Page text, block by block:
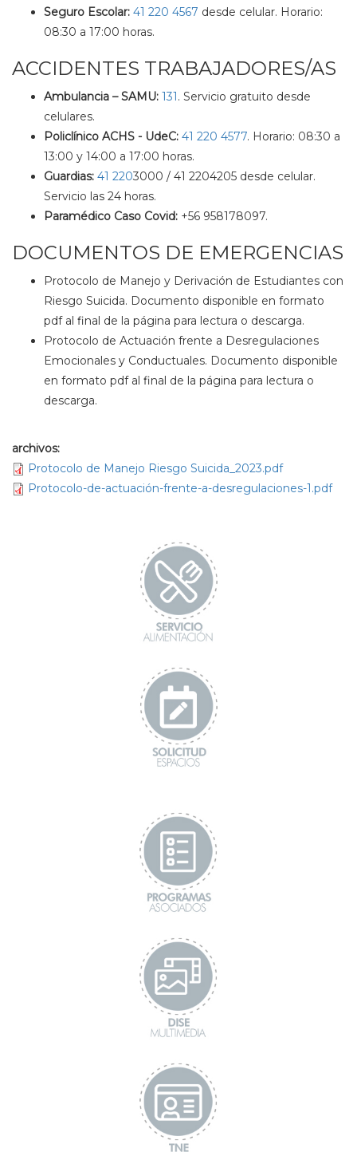
Seguro Escolar: 41 220 4567 desde celular. Horario:
08:30 a 17:00 horas.
ACCIDENTES TRABAJADORES/AS
Ambulancia – SAMU: 131. Servicio gratuito desde
celulares.
Policlínico ACHS - UdeC: 41 220 4577. Horario: 08:30 a
13:00 y 14:00 a 17:00 horas.
Guardias: 41 2203000 / 41 2204205 desde celular.
Servicio las 24 horas.
Paramédico Caso Covid: +56 958178097.
DOCUMENTOS DE EMERGENCIAS
Protocolo de Manejo y Derivación de Estudiantes con
Riesgo Suicida. Documento disponible en formato
pdf al final de la página para lectura o descarga.
Protocolo de Actuación frente a Desregulaciones
Emocionales y Conductuales. Documento disponible
en formato pdf al final de la página para lectura o
descarga.
archivos:
Protocolo de Manejo Riesgo Suicida_2023.pdf
Protocolo-de-actuación-frente-a-desregulaciones-1.pdf